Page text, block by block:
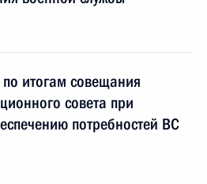
итогам совещания
совета при
потребностей ВС